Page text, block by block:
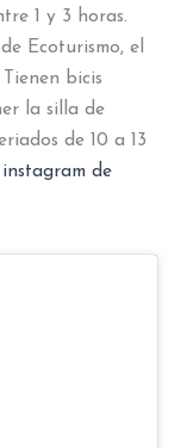
1 y 3 horas.
Ecoturismo, el
bicis
la silla de
de 10 a 13
instagram de